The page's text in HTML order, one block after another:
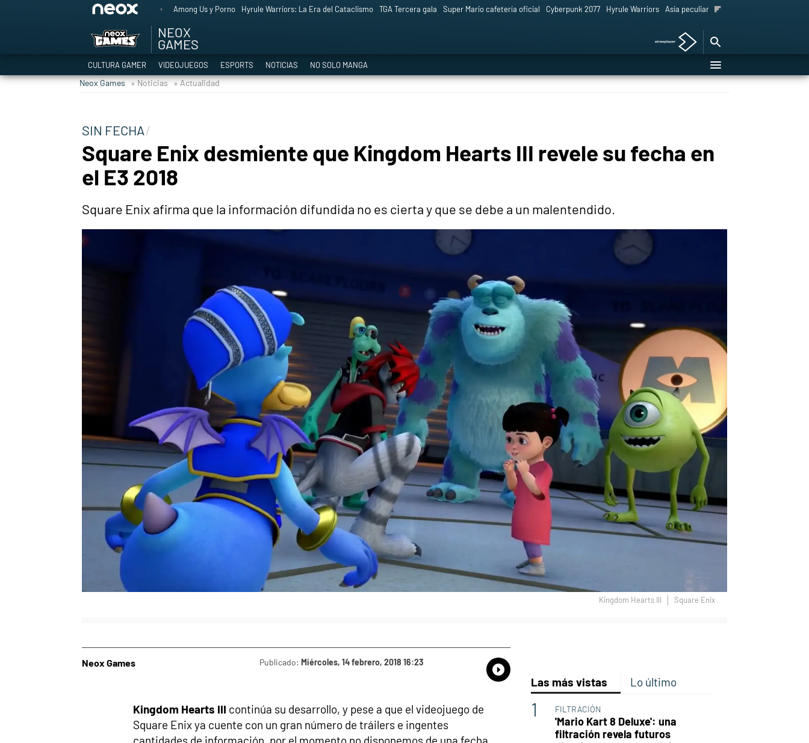
Among Us y Porno Hyrule Warriors: La Era del Cataclismo TGA Tercera gala Super Mario cafetería oficial Cyberpunk 2077 Hyrule Warriors Asia peculiar tradición
NEOX
GAMES
CULTURA GAMER VIDEOJUEGOS ESPORTS NOTICIAS NO SOLO MANGA
Neox Games » Noticias » Actualidad
SIN FECHA
Square Enix desmiente que Kingdom Hearts III revele su fecha en
el E3 2018
Square Enix afirma que la información difundida no es cierta y que se debe a un malentendido.
Kingdom Hearts III Square Enix
Neox Games Publicado: Miércoles, 14 febrero, 2018 16:23
Whatsapp
Compartir
Kingdom Hearts III continúa su desarrollo, y pese a que el videojuego de
Square Enix ya cuente con un gran número de tráilers e ingentes
Las más vistas Lo último
FILTRACIÓN
'Mario Kart 8 Deluxe': una
filtración revela futuros